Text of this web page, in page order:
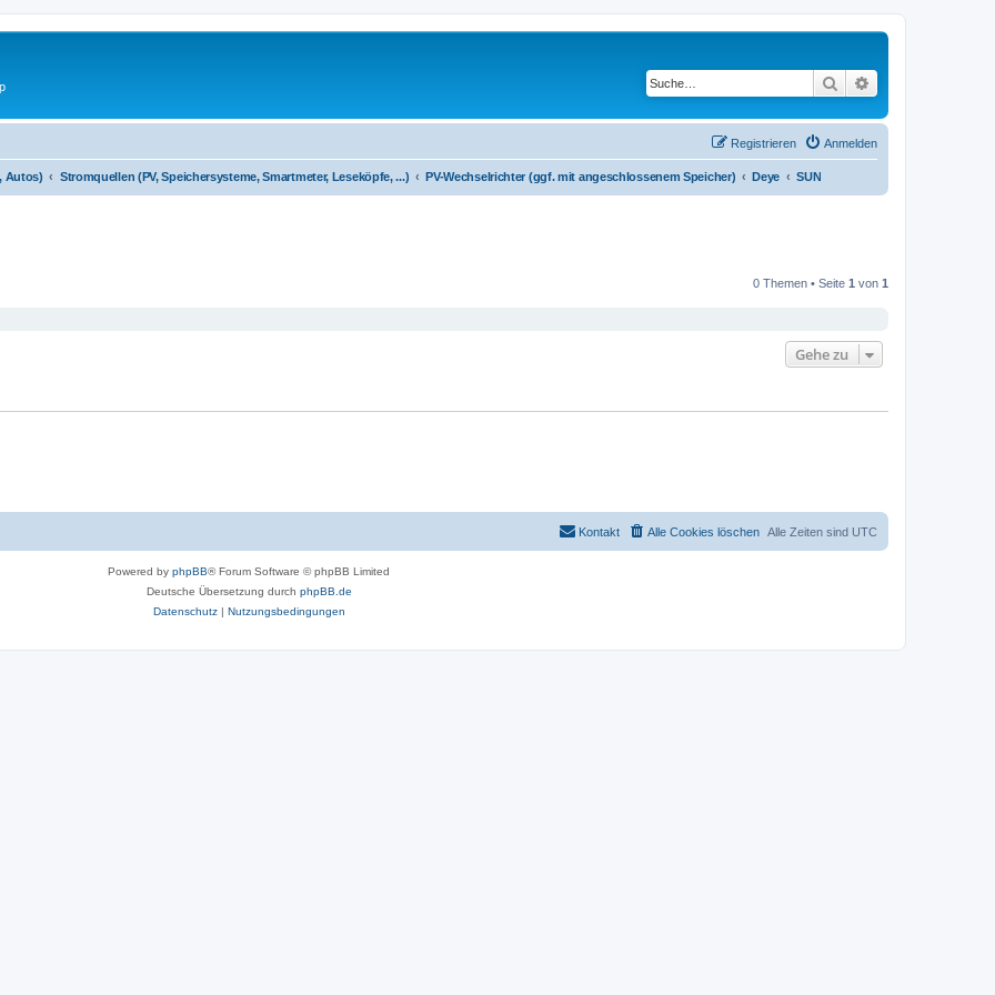
Suche
Anmelden
Registrieren
Autos) Stromquellen (PV, Speichersysteme, Smartmeter, Leseköpfe, ...) PV-Wechselrichter (ggf. mit angeschlossenem Speicher) Deye SUN
0 Themen • Seite 1 von 1
Gehe zu
Alle Zeiten sind UTC
Alle Cookies löschen
Kontakt
Powered by phpBB® Forum Software © phpBB Limited
Deutsche Übersetzung durch phpBB.de
Datenschutz| Nutzungsbedingungen